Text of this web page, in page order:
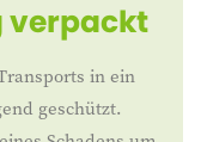
verpackt
in ein
geschützt.